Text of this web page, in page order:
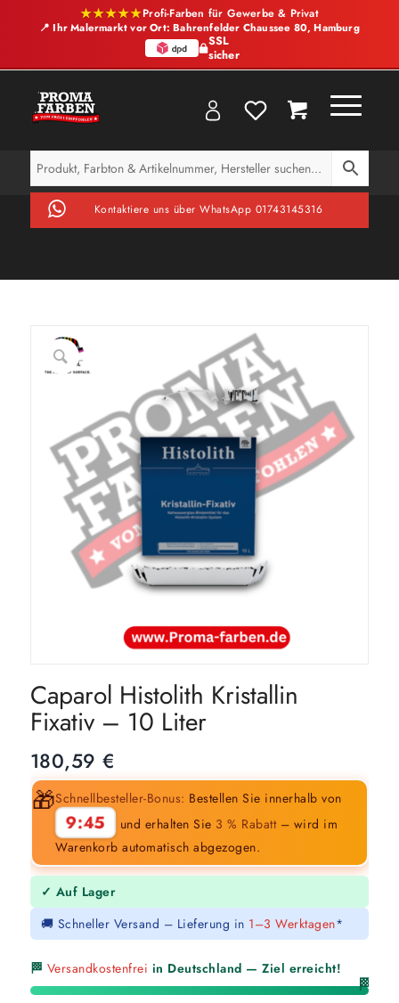
★★★★★Profi-Farben für Gewerbe & Privat
📍 Ihr Malermarkt vor Ort: Bahrenfelder Chaussee 80, Hamburg
SSL
sicher
Kontaktiere uns über WhatsApp 01743145316
Caparol Histolith Kristallin
Fixativ – 10 Liter
180,59€
🎁Schnellbesteller-Bonus: Bestellen Sie innerhalb von
9:44 und erhalten Sie 3 % Rabatt– wird im
Warenkorb automatisch abgezogen.
✓ Auf Lager
🚚 Schneller Versand – Lieferung in 1–3 Werktagen*
🏁 Versandkostenfrei in Deutschland — Ziel erreicht!
🏁